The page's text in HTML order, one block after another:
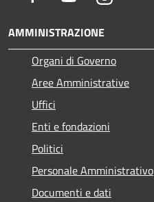
AMMINISTRAZIONE
Organi di Governo
Aree Amministrative
Uffici
Enti e fondazioni
Politici
Personale Amministrativo
Documenti e dati